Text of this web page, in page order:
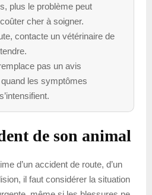
plus le problème peut
cher à soigner.
contacte un vétérinaire de
pas un avis
les symptômes
de son animal
d’un accident de route, d’un
il faut considérer la situation